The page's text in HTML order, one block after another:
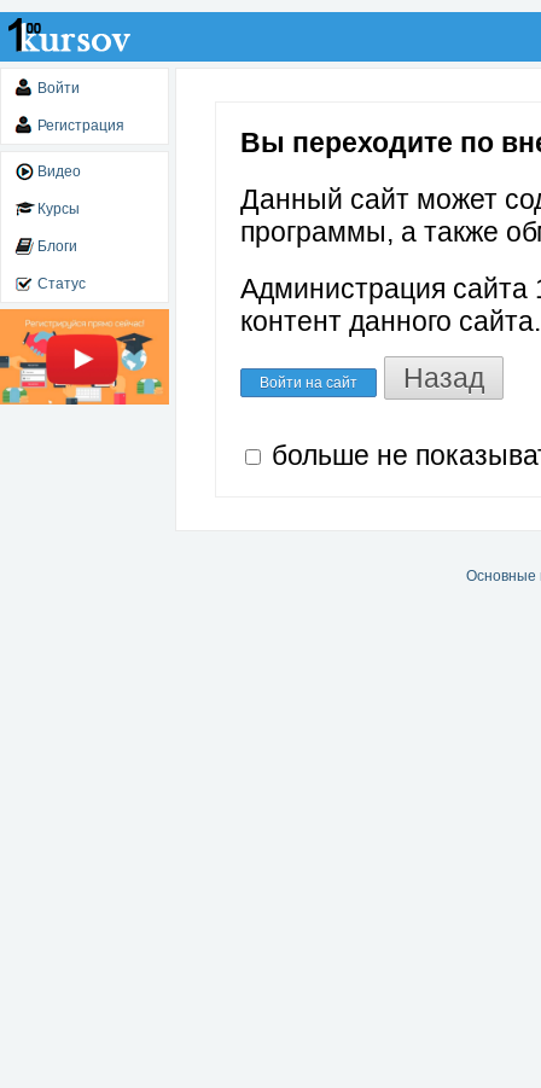
Войти
Регистрация
Видео
Курсы
Блоги
Статус
Вы переходите по
Данный сайт может
программы, а также
Администрация сайта
контент данного сайта.
Войти на сайт Назад
больше не
Основные